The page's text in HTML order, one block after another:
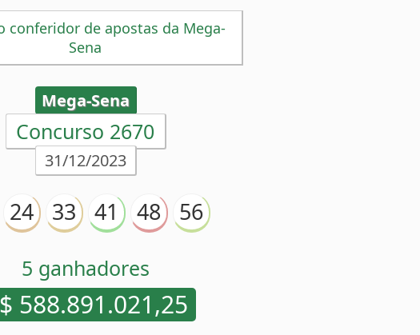
conferidor de apostas da Mega-
Sena
Mega-Sena
Concurso 2670
31/12/2023
24 33 41 48 56
5 ganhadores
588.891.021,25